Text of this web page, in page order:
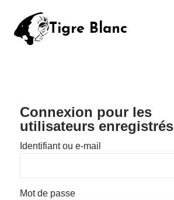
Tigre Blanc
Connexion pour les
utilisateurs enregistrés
Identifiant ou e-mail
Mot de passe